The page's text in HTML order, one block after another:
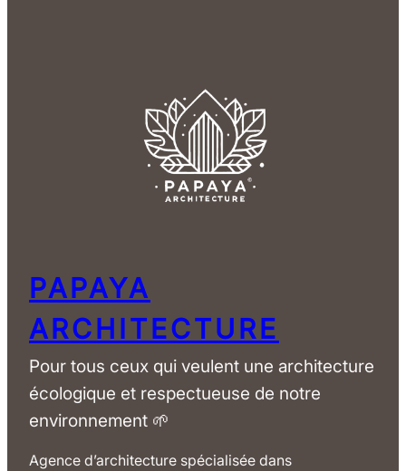
PAPAYA
ARCHITECTURE
Pour tous ceux qui veulent une architecture
écologique et respectueuse de notre
environnement 🌱
Agence d’architecture spécialisée dans